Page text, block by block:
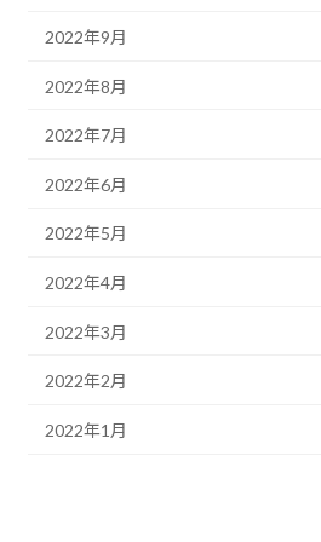
2022年9月
2022年8月
2022年7月
2022年6月
2022年5月
2022年4月
2022年3月
2022年2月
2022年1月